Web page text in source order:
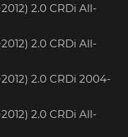
2.0 CRDi All-
2.0 CRDi All-
2.0 CRDi 2004-
2.0 CRDi All-